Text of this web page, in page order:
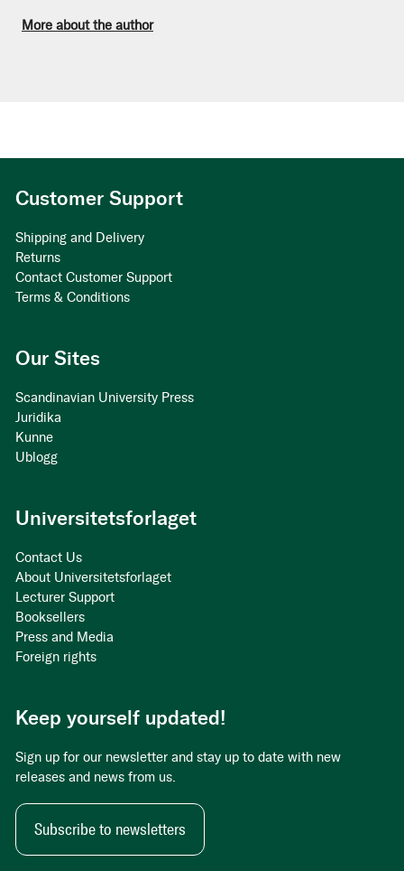
More about the author
Customer Support
Shipping and Delivery
Returns
Contact Customer Support
Terms & Conditions
Our Sites
Scandinavian University Press
Juridika
Kunne
Ublogg
Universitetsforlaget
Contact Us
About Universitetsforlaget
Lecturer Support
Booksellers
Press and Media
Foreign rights
Keep yourself updated!
Sign up for our newsletter and stay up to date with new
releases and news from us.
Subscribe to newsletters